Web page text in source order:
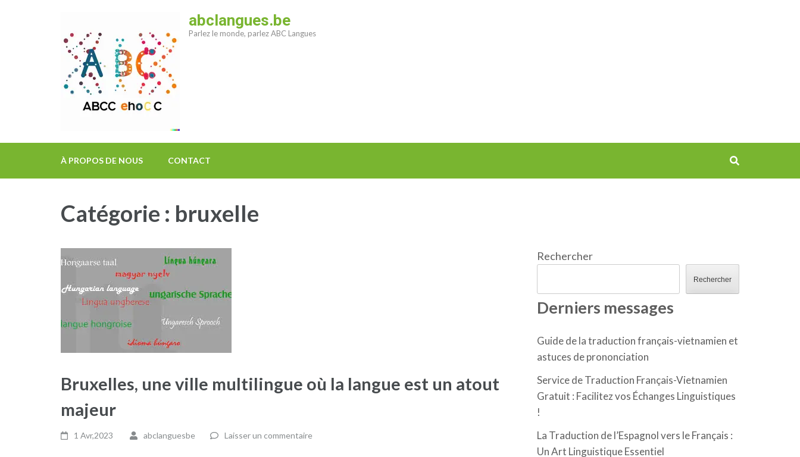
abclangues.be
Parlez le monde, parlez ABC Langues
À PROPOS DE NOUS CONTACT
Catégorie : bruxelle
Bruxelles, une ville multilingue où la langue est un atout
majeur
1 Avr,2023 abclanguesbe Laisser un commentaire
Rechercher
Rechercher
Derniers messages
Guide de la traduction français-vietnamien et
astuces de prononciation
Service de Traduction Français-Vietnamien
Gratuit : Facilitez vos Échanges Linguistiques
!
La Traduction de l’Espagnol vers le Français :
Un Art Linguistique Essentiel